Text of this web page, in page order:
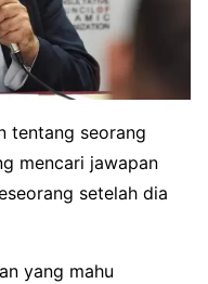
tentang seorang
mencari jawapan
setelah dia
yang mahu